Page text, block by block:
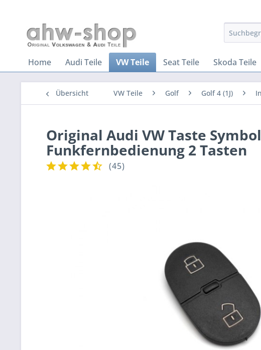
Home Audi Teile VW Teile Seat Teile Skoda Teile
Übersicht VW Teile Golf Golf 4 (1J)
Original Audi VW Taste
Funkfernbedienung 2 Tasten
(45)